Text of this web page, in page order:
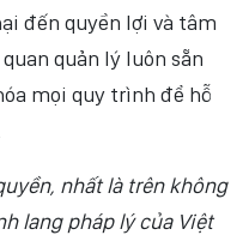
đến quyền lợi và tâm
quản lý luôn sẵn
mọi quy trình để hỗ
nhất là trên không
lang pháp lý của Việt